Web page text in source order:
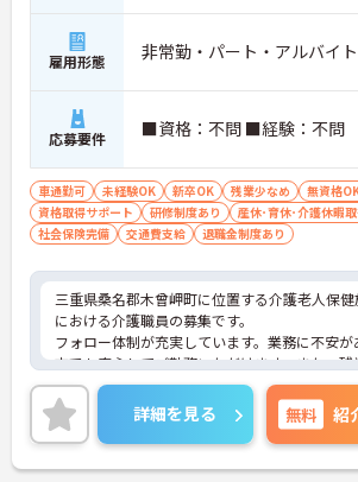
雇用形態 非常勤・パート・アルバイト
応募要件 ■資格：不問 ■経験：不問
車通勤可 未経験OK 新卒OK 残業少なめ 無資格
資格取得サポート
研修制度あり
産休･育休･介護休暇
社会保険完備
交通費支給 退職金制度あり
三重県桑名郡木曾岬町に位置する介護老人保
における介護職員の募集です。
フォロー体制が充実しています。業務に不安が
方でも安心してご勤務いただけます。また、残
月平均0～5時間程度と少なめです。ワークラ
ランスを保ちながらご勤務いただけます。
ご興味のある方には、面接対策ポイントなど、
に詳細をご案内しますのでお気軽にご相談くだ
い！
詳細を見る 無料 紹